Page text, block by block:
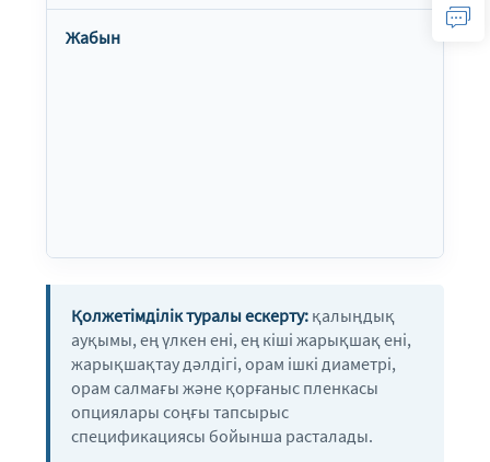
Жабын
Қолжетімділік туралы ескерту: қалыңдық
ауқымы, ең үлкен ені, ең кіші жарықшақ ені,
жарықшақтау дәлдігі, орам ішкі диаметрі,
орам салмағы және қорғаныс пленкасы
опциялары соңғы тапсырыс
спецификациясы бойынша расталады.